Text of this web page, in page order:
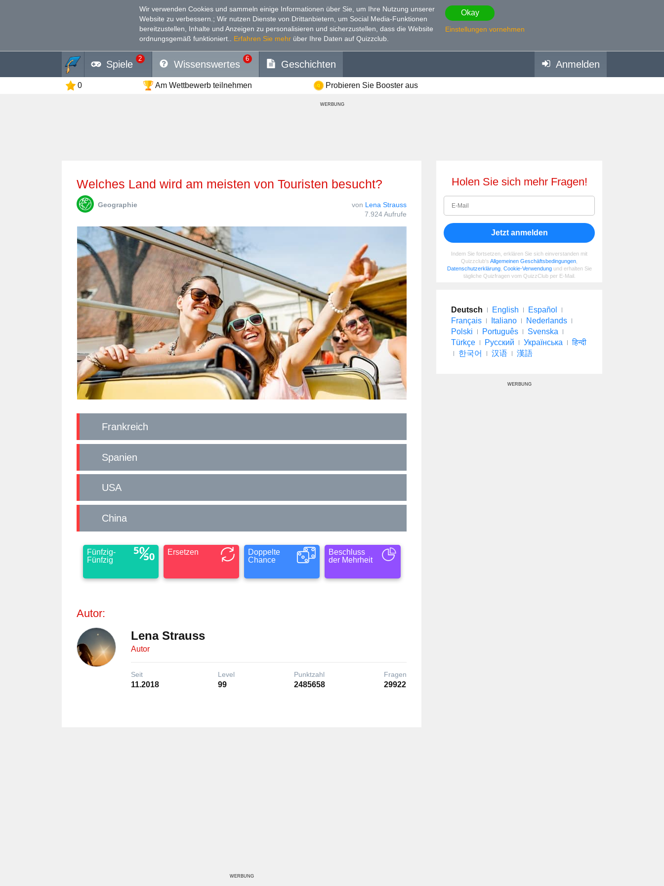
Wir verwenden Cookies und sammeln einige Informationen über Sie, um Ihre Nutzung unserer
Website zu verbessern. ; Wir nutzen Dienste von Drittanbietern, um Social Media-Funktionen
bereitzustellen, Inhalte und Anzeigen zu personalisieren und sicherzustellen, dass die Website
ordnungsgemäß funktioniert.
Erfahren Sie mehr über Ihre Daten auf Quizzclub.
Okay
Einstellungen vornehmen
Spiele
2
Wissenswertes
6
Geschichten Anmelden
0 Am Wettbewerb teilnehmen Probieren Sie Booster aus
WERBUNG
Welches Land wird am meisten von Touristen besucht?
Geographie von Lena Strauss
7.924 Aufrufe
Frankreich
Spanien
USA
China
Fünfzig-
Fünfzig
Ersetzen
Doppelte
Chance
Beschluss
der Mehrheit
Autor:
Lena Strauss
Autor
Seit
11.2018
Level
99
Punktzahl
2485658
Fragen
29922
WERBUNG
Holen Sie sich mehr Fragen!
Jetzt anmelden
Indem Sie fortsetzen, erklären Sie sich einverstanden mit
Quizzclub's Allgemeinen Geschäftsbedingungen
Datenschutzerklärung, Cookie-Verwendungund erhalten Sie
tägliche Quizfragen vom QuizzClub per E-Mail.
Deutsch English
Español
Français
Italiano
Nederlands
Polski
Português
Svenska
Türkçe
Русский Українська
हिन्दी
한국어
汉语 漢語
WERBUNG